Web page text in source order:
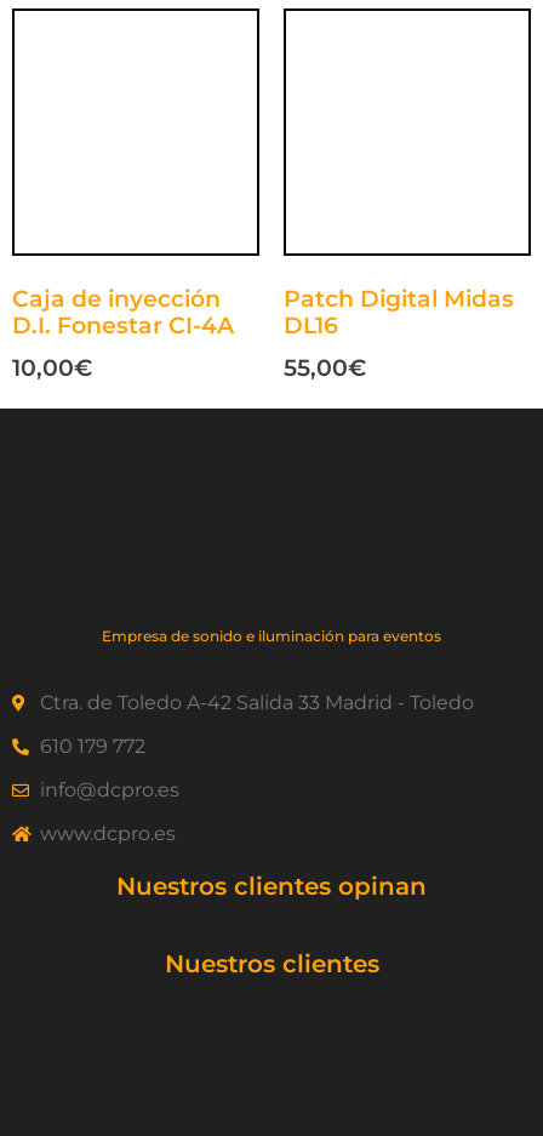
Caja de inyección
D.I. Fonestar CI-4A
10,00€
Patch Digital Midas
DL16
55,00€
Empresa de sonido e iluminación para eventos
Ctra. de Toledo A-42 Salida 33 Madrid - Toledo
610 179 772
info@dcpro.es
www.dcpro.es
Nuestros clientes opinan
Nuestros clientes